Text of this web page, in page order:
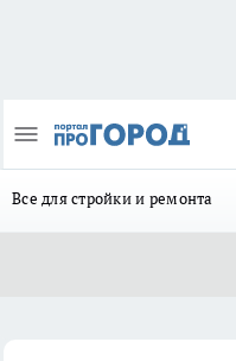
Все для стройки и ремонта